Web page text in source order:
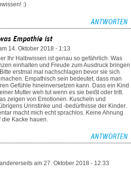
:)
ANTWORTEN
Empathie ist
14. Oktober 2018 - 1:13
Ihr Halbwissen ist genau so gefährlich. Was
einhalten und Freude zum Ausdruck bringen
erstmal mal nachschlagen bevor sie sich
Empathisch sein bedeutet, dass man
Gefühle hineinversetzen kann. Dass ein Kind
Mutter weh tut wenn es sie beißt oder tritt.
zeigen von Emotionen. Kuscheln und
Urinstinke und -bedürfnisse der Kinder.
macht mich echt sprachlos. Keine Ahnung
Kacke hauen.
ANTWORTEN
andererseits am 27. Oktober 2018 - 12:33